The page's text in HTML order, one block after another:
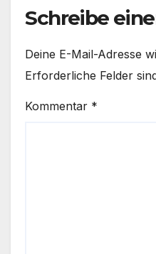
Schreibe
Deine E-Mail-Adresse
Erforderliche Felder
Kommentar *